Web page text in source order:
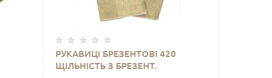
РУКАВИЦІ БРЕЗЕНТОВІ 420
ЩІЛЬНІСТЬ З БРЕЗЕНТ.